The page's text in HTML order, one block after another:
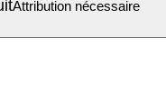
Attribution nécessaire